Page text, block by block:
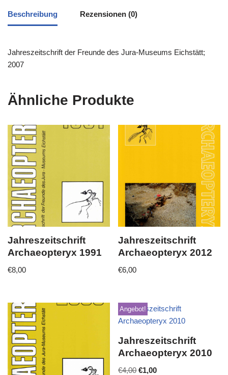
Beschreibung Rezensionen (0)
Jahreszeitschrift der Freunde des Jura-Museums Eichstätt;
2007
Ähnliche Produkte
Jahreszeitschrift
Archaeopteryx 1991
€8,00
Jahreszeitschrift
Archaeopteryx 2012
€6,00
Angebot!
Jahreszeitschrift
Archaeopteryx 2010
€4,00 €1,00